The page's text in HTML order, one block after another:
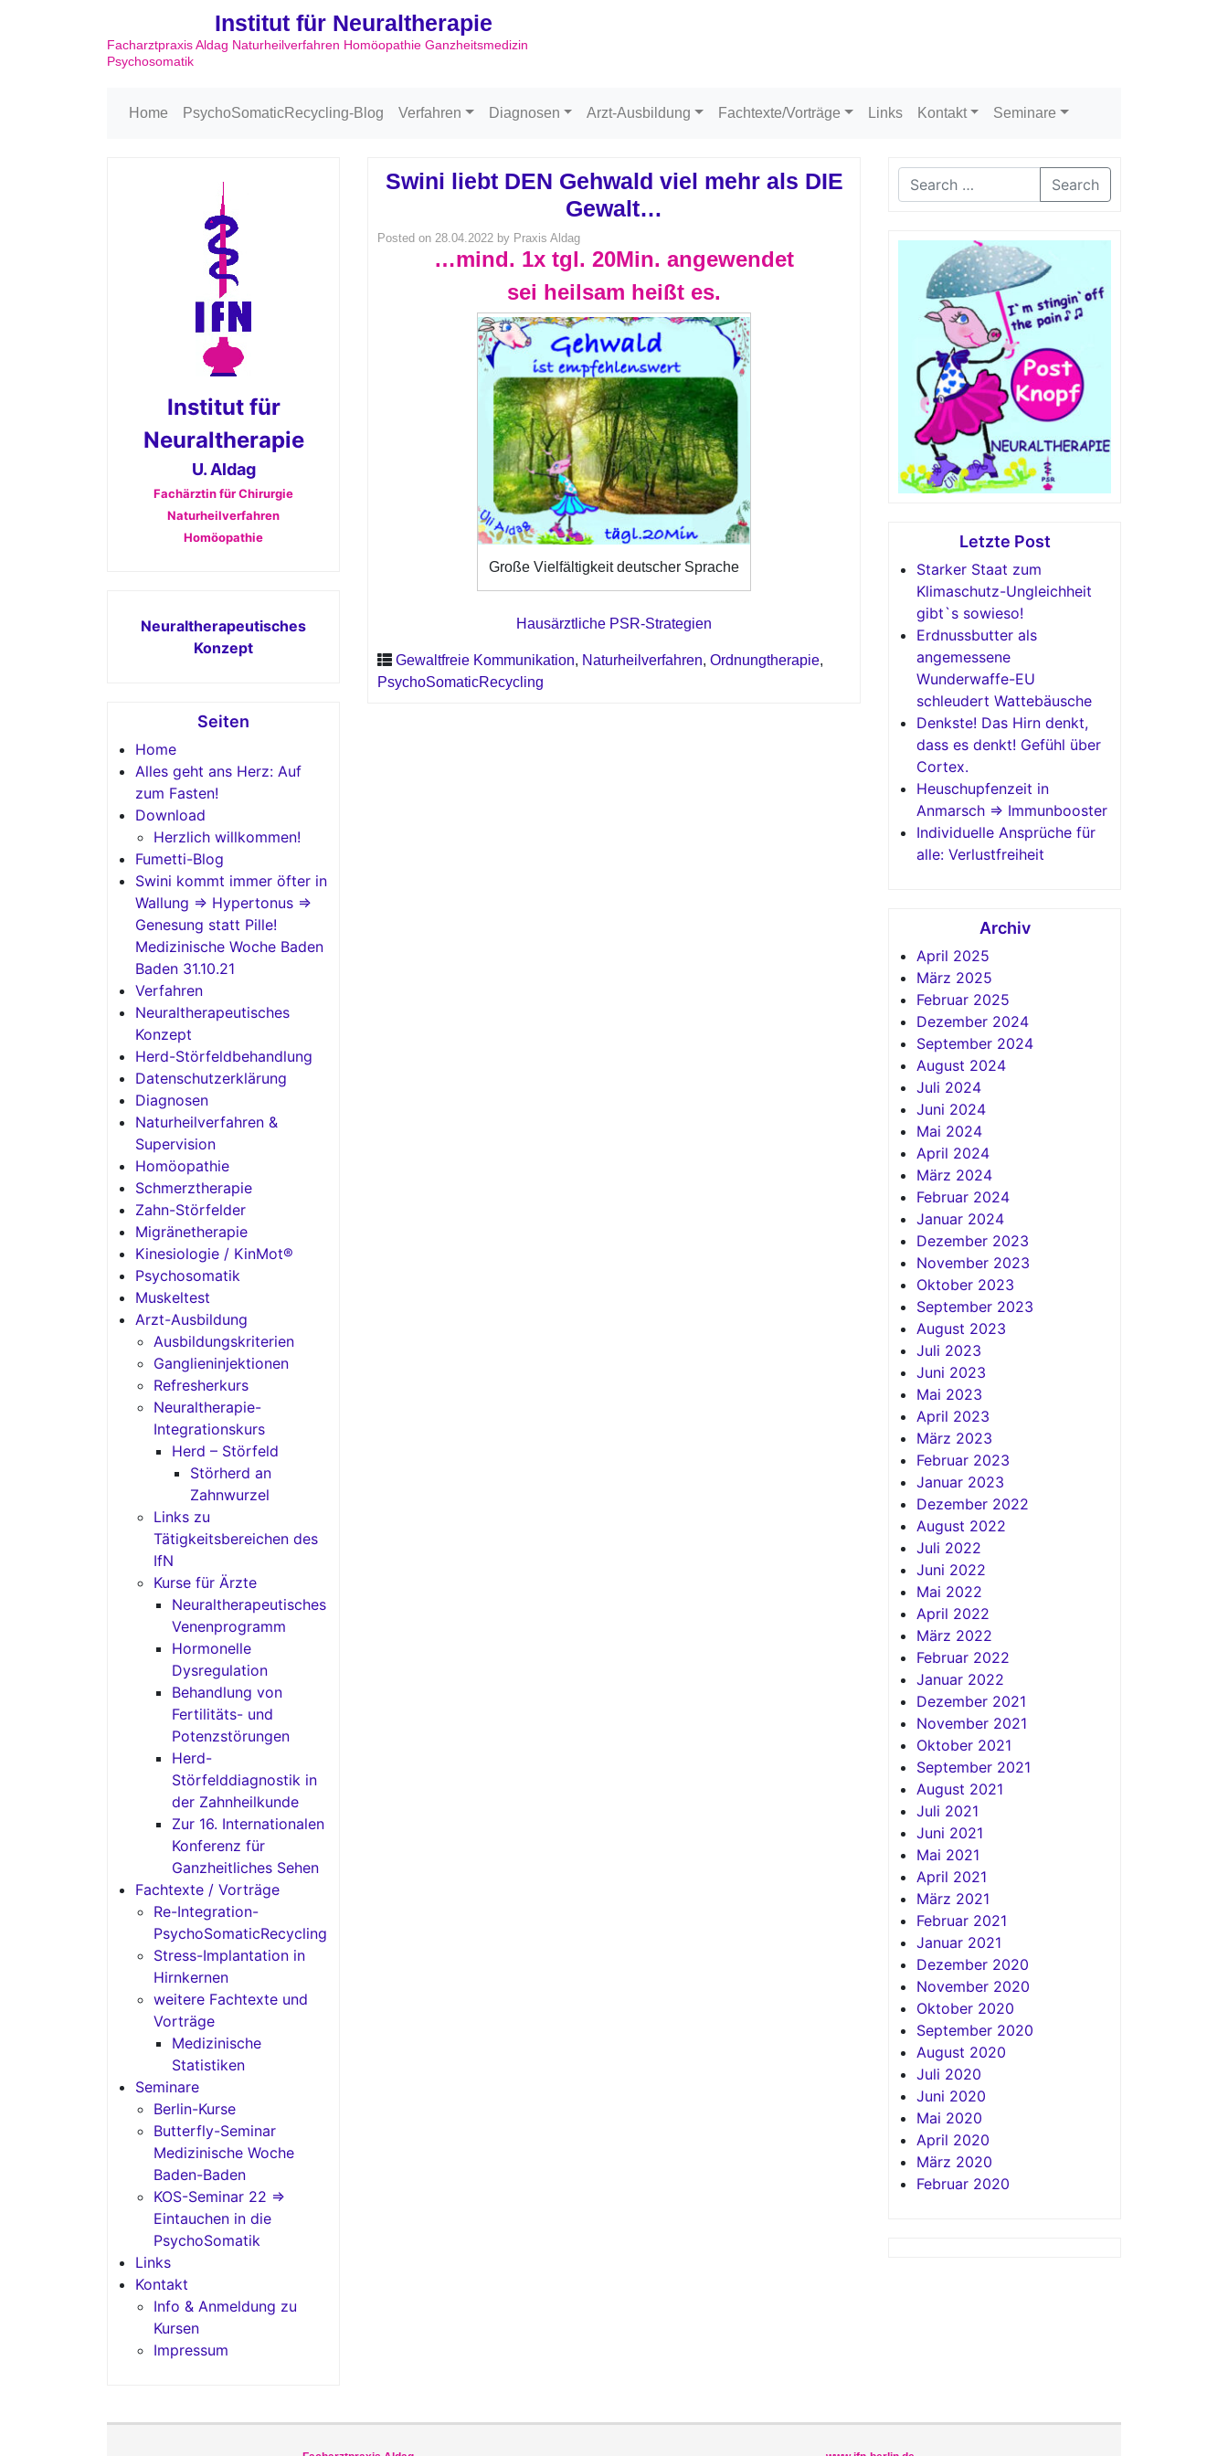
Institut für Neuraltherapie
Facharztpraxis Aldag Naturheilverfahren Homöopathie Ganzheitsmedizin
Psychosomatik
Home PsychoSomaticRecycling-Blog Verfahren Diagnosen Arzt-Ausbildung Fachtexte/Vorträge Links Kontakt Seminare
Institut für
Neuraltherapie
U. Aldag
Fachärztin für Chirurgie
Naturheilverfahren
Homöopathie
Neuraltherapeutisches
Konzept
Seiten
Home
Alles geht ans Herz: Auf
zum Fasten!
Download
Herzlich willkommen!
Fumetti-Blog
Swini kommt immer öfter in
Wallung => Hypertonus =>
Genesung statt Pille!
Medizinische Woche Baden
Baden 31.10.21
Verfahren
Neuraltherapeutisches
Konzept
Herd-Störfeldbehandlung
Datenschutzerklärung
Diagnosen
Naturheilverfahren &
Supervision
Homöopathie
Schmerztherapie
Zahn-Störfelder
Migränetherapie
Kinesiologie / KinMot®
Psychosomatik
Muskeltest
Arzt-Ausbildung
Ausbildungskriterien
Ganglieninjektionen
Refresherkurs
Neuraltherapie-
Integrationskurs
Herd – Störfeld
Störherd an
Zahnwurzel
Links zu
Tätigkeitsbereichen des
IfN
Kurse für Ärzte
Neuraltherapeutisches
Venenprogramm
Hormonelle
Dysregulation
Behandlung von
Fertilitäts- und
Potenzstörungen
Herd-
Störfelddiagnostik in
der Zahnheilkunde
Zur 16. Internationalen
Konferenz für
Ganzheitliches Sehen
Fachtexte / Vorträge
Re-Integration-
PsychoSomaticRecycling
Stress-Implantation in
Hirnkernen
weitere Fachtexte und
Vorträge
Medizinische
Statistiken
Seminare
Berlin-Kurse
Butterfly-Seminar
Medizinische Woche
Baden-Baden
KOS-Seminar 22 =>
Eintauchen in die
PsychoSomatik
Links
Kontakt
Info & Anmeldung zu
Kursen
Impressum
Swini liebt DEN Gehwald viel mehr als DIE
Gewalt…
Posted on 28.04.2022 by Praxis Aldag
…mind. 1x tgl. 20Min. angewendet
sei heilsam heißt es.
Große Vielfältigkeit deutscher Sprache
Hausärztliche PSR-Strategien
Gewaltfreie Kommunikation, Naturheilverfahren, Ordnungtherapie,
PsychoSomaticRecycling
Search
Letzte Post
Starker Staat zum
Klimaschutz-Ungleichheit
gibt`s sowieso!
Erdnussbutter als
angemessene
Wunderwaffe-EU
schleudert Wattebäusche
Denkste! Das Hirn denkt,
dass es denkt! Gefühl über
Cortex.
Heuschupfenzeit in
Anmarsch => Immunbooster
Individuelle Ansprüche für
alle: Verlustfreiheit
Archiv
April 2025
März 2025
Februar 2025
Dezember 2024
September 2024
August 2024
Juli 2024
Juni 2024
Mai 2024
April 2024
März 2024
Februar 2024
Januar 2024
Dezember 2023
November 2023
Oktober 2023
September 2023
August 2023
Juli 2023
Juni 2023
Mai 2023
April 2023
März 2023
Februar 2023
Januar 2023
Dezember 2022
August 2022
Juli 2022
Juni 2022
Mai 2022
April 2022
März 2022
Februar 2022
Januar 2022
Dezember 2021
November 2021
Oktober 2021
September 2021
August 2021
Juli 2021
Juni 2021
Mai 2021
April 2021
März 2021
Februar 2021
Januar 2021
Dezember 2020
November 2020
Oktober 2020
September 2020
August 2020
Juli 2020
Juni 2020
Mai 2020
April 2020
März 2020
Februar 2020